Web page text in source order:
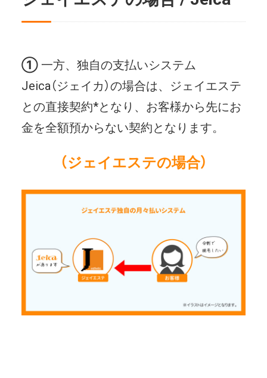
①一方、独自の支払いシステム
Jeica（ジェイカ）の場合は、ジェイエステ
との直接契約*となり、お客様から先にお
金を全額預からない契約となります。
（ジェイエステの場合）